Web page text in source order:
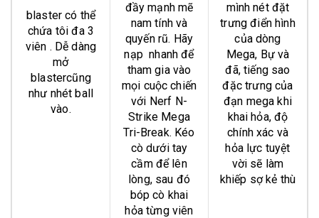
blaster có thể
chứa tôi đa 3
viên . Dễ dàng
mở
blastercũng
như nhét ball
vào.
đầy mạnh mẽ
nam tính và
quyến rũ. Hãy
nạp nhanh để
tham gia vào
mọi cuộc chiến
với Nerf N-
Strike Mega
Tri-Break. Kéo
cò dưới tay
cầm để lên
lòng, sau đó
bóp cò khai
hỏa từng viên
mình nét đặt
trưng điển hình
của dòng
Mega, Bự và
đã, tiếng sao
đặc trưng của
đạn mega khi
khai hỏa, độ
chính xác và
hỏa lực tuyệt
vời sẽ làm
khiếp sợ kẻ thù